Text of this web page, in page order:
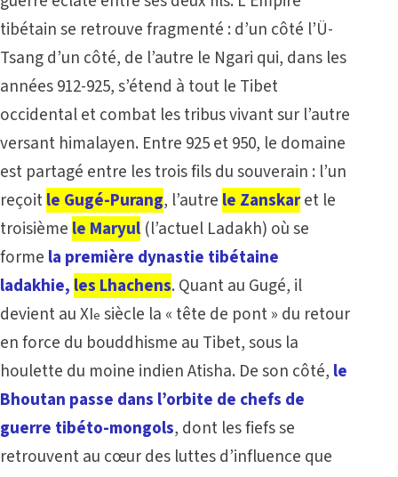
tibétain se retrouve fragmenté : d’un côté l’Ü-
Tsang d’un côté, de l’autre le Ngari qui, dans les
années 912-925, s’étend à tout le Tibet
occidental et combat les tribus vivant sur l’autre
versant himalayen. Entre 925 et 950, le domaine
est partagé entre les trois fils du souverain : l’un
reçoitle Gugé-Purang, l’autre le Zanskaret le
troisième le Maryul (l’actuel Ladakh) où se
forme la première dynastie tibétaine
ladakhie, les Lhachens. Quant au Gugé, il
devient au XIe siècle la « tête de pont » du retour
en force du bouddhisme au Tibet, sous la
houlette du moine indien Atisha. De son côté, le
Bhoutan passe dans l’orbite de chefs de
guerre tibéto-mongols, dont les fiefs se
retrouvent au cœur des luttes d’influence que